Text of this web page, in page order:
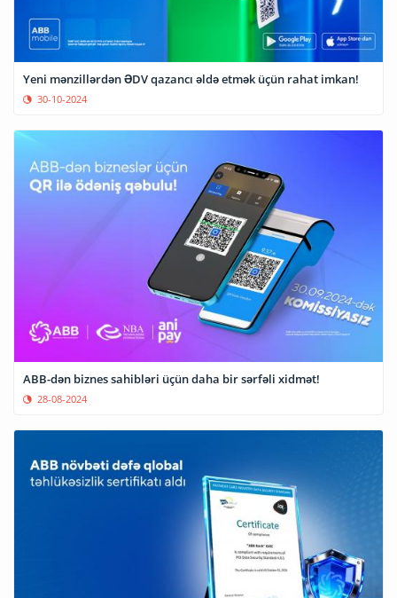
Yeni mənzillərdən ƏDV qazancı əldə etmək üçün rahat imkan!
30-10-2024
ABB-dən biznes sahibləri üçün daha bir sərfəli xidmət!
28-08-2024